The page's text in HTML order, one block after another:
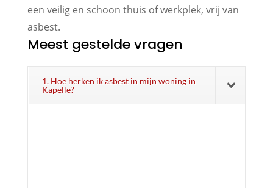
een veilig en schoon thuis of werkplek, vrij van
asbest.
Meest gestelde vragen
1. Hoe herken ik asbest in mijn woning in
Kapelle?